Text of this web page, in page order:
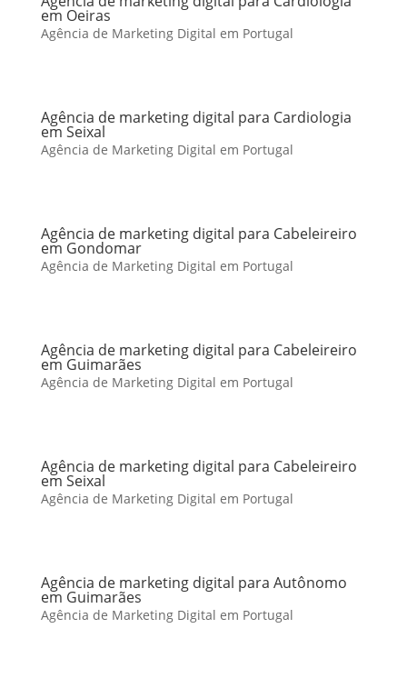
em Oeiras
Agência de Marketing Digital em Portugal
Agência de marketing digital para Cardiologia
em Seixal
Agência de Marketing Digital em Portugal
Agência de marketing digital para Cabeleireiro
em Gondomar
Agência de Marketing Digital em Portugal
Agência de marketing digital para Cabeleireiro
em Guimarães
Agência de Marketing Digital em Portugal
Agência de marketing digital para Cabeleireiro
em Seixal
Agência de Marketing Digital em Portugal
Agência de marketing digital para Autônomo
em Guimarães
Agência de Marketing Digital em Portugal